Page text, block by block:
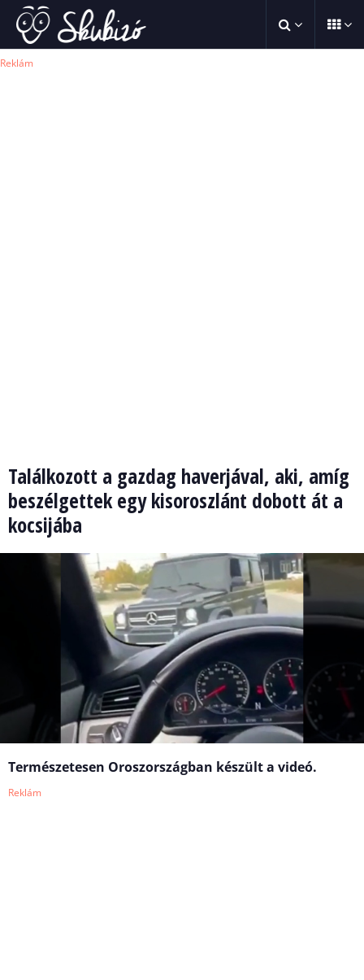
Reklám
Találkozott a gazdag haverjával, aki, amíg
beszélgettek egy kisoroszlánt dobott át a
kocsijába
Természetesen Oroszországban készült a videó.
Reklám